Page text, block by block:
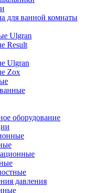
для ванной комнаты
Ulgran
Result
Ulgran
Zox
оборудование
давления